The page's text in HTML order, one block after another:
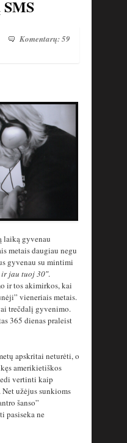
Komentarų: 59
laiką gyvenau
metais daugiau negu
gyvenau su mintimi
jau tuoj 30″.
ir tos akimirkos, kai
vieneriais metais.
trečdalį gyvenimo.
365 dienas praleist
apskritai neturėti, o
amerikietiškos
vertinti kaip
užėjus sunkioms
šanso”
pasiseka ne